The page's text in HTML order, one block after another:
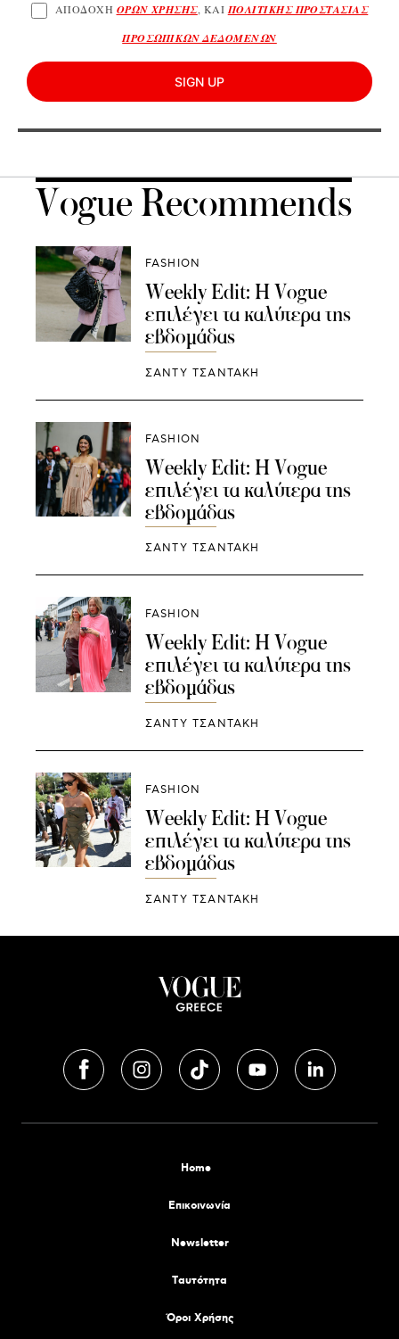
ΑΠΟΔΟΧΗ ΟΡΩΝ ΧΡΗΣΗΣ, ΚΑΙ ΠΟΛΙΤΙΚΗΣ ΠΡΟΣΤΑΣΙΑΣ
ΠΡΟΣΩΠΙΚΩΝ ΔΕΔΟΜΕΝΩΝ
SIGN UP
Vogue Recommends
FASHION
Weekly Edit: Η Vogue
επιλέγει τα καλύτερα της
εβδομάδας
ΣΑΝΤΥ ΤΣΑΝΤΑΚΗ
FASHION
Weekly Edit: Η Vogue
επιλέγει τα καλύτερα της
εβδομάδας
ΣΑΝΤΥ ΤΣΑΝΤΑΚΗ
FASHION
Weekly Edit: Η Vogue
επιλέγει τα καλύτερα της
εβδομάδας
ΣΑΝΤΥ ΤΣΑΝΤΑΚΗ
FASHION
Weekly Edit: Η Vogue
επιλέγει τα καλύτερα της
εβδομάδας
ΣΑΝΤΥ ΤΣΑΝΤΑΚΗ
Home
Επικοινωνία
Newsletter
Tαυτότητα
Όροι Χρήσης